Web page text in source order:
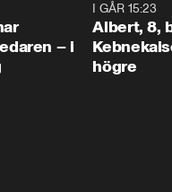
– i
I GÅR 15:23
Albert, 8,
högre